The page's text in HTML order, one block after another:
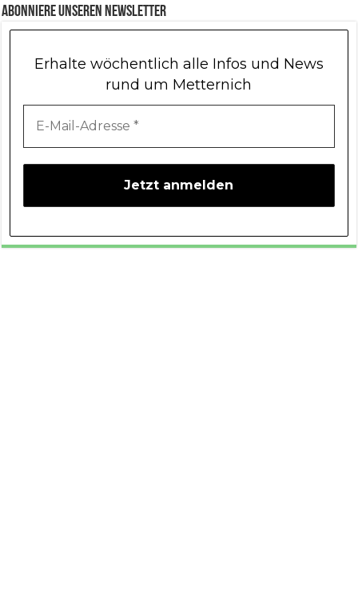
Abonniere unseren Newsletter
Erhalte wöchentlich alle Infos und News
rund um Metternich